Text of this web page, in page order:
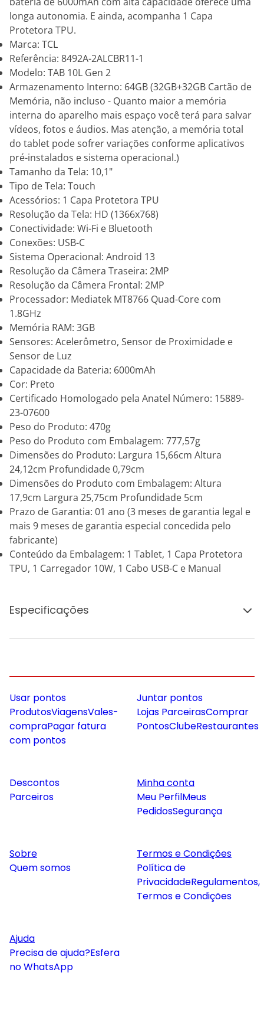
longa autonomia. E ainda, acompanha 1 Capa
Protetora TPU.
Marca: TCL
Referência: 8492A-2ALCBR11-1
Modelo: TAB 10L Gen 2
Armazenamento Interno: 64GB (32GB+32GB Cartão de
Memória, não incluso - Quanto maior a memória
interna do aparelho mais espaço você terá para salvar
vídeos, fotos e áudios. Mas atenção, a memória total
do tablet pode sofrer variações conforme aplicativos
pré-instalados e sistema operacional.)
Tamanho da Tela: 10,1"
Tipo de Tela: Touch
Acessórios: 1 Capa Protetora TPU
Resolução da Tela: HD (1366x768)
Conectividade: Wi-Fi e Bluetooth
Conexões: USB-C
Sistema Operacional: Android 13
Resolução da Câmera Traseira: 2MP
Resolução da Câmera Frontal: 2MP
Processador: Mediatek MT8766 Quad-Core com
1.8GHz
Memória RAM: 3GB
Sensores: Acelerômetro, Sensor de Proximidade e
Sensor de Luz
Capacidade da Bateria: 6000mAh
Cor: Preto
Certificado Homologado pela Anatel Número: 15889-
23-07600
Peso do Produto: 470g
Peso do Produto com Embalagem: 777,57g
Dimensões do Produto: Largura 15,66cm Altura
24,12cm Profundidade 0,79cm
Dimensões do Produto com Embalagem: Altura
17,9cm Largura 25,75cm Profundidade 5cm
Prazo de Garantia: 01 ano (3 meses de garantia legal e
mais 9 meses de garantia especial concedida pelo
fabricante)
Conteúdo da Embalagem: 1 Tablet, 1 Capa Protetora
TPU, 1 Carregador 10W, 1 Cabo USB-C e Manual
Especificações
Usar pontos
ProdutosViagensVales-
compraPagar fatura
com pontos
Juntar pontos
Lojas ParceirasComprar
PontosClubeRestaurantes
Descontos
Parceiros
Minha conta
Meu PerfilMeus
PedidosSegurança
Sobre
Quem somos
Termos e Condições
Política de
PrivacidadeRegulamentos,
Termos e Condições
Ajuda
Precisa de ajuda?Esfera
no WhatsApp